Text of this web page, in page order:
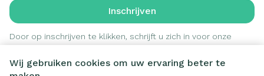
Wij gebruiken cookies om uw ervaring beter te
Inschrijven
Door op inschrijven te klikken, schrijft u zich in voor onze
nieuwsbrief en gaat u akkoord met onzeprivacy policy.